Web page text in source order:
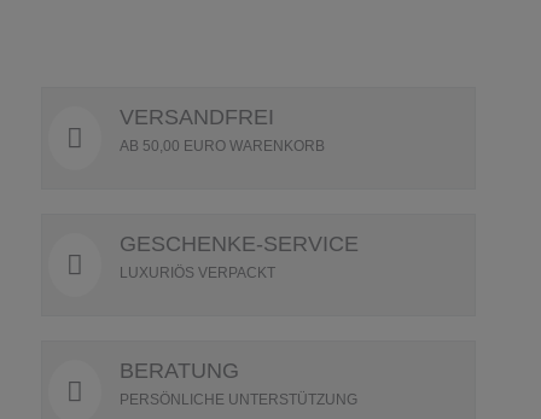
VERSANDFREI
AB 50,00 EURO WARENKORB
GESCHENKE-SERVICE
LUXURIÖS VERPACKT
BERATUNG
PERSÖNLICHE UNTERSTÜTZUNG